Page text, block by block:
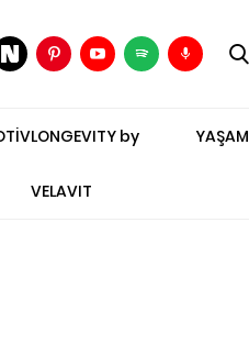
LONGEVITY by
VELAVIT
YAŞAM